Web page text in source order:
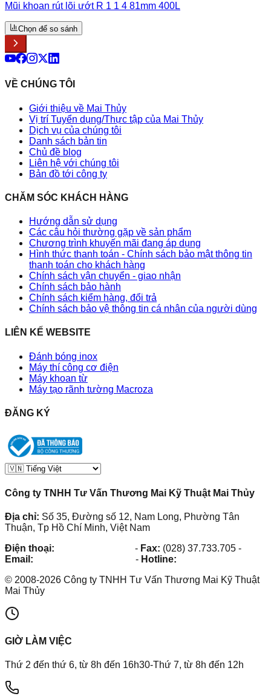
Mũi khoan rút lõi ướt R 1 1 4 81mm 400L
Chọn để so sánh
VỀ CHÚNG TÔI
Giới thiệu về Mai Thủy
Vị trí Tuyển dụng/Thực tập của Mai Thủy
Dịch vụ của chúng tôi
Danh sách bản tin
Chủ đề blog
Liên hệ với chúng tôi
Bản đồ tới công ty
CHĂM SÓC KHÁCH HÀNG
Hướng dẫn sử dụng
Các câu hỏi thường gặp về sản phẩm
Chương trình khuyến mãi đang áp dụng
Hình thức thanh toán - Chính sách bảo mật thông tin
thanh toán cho khách hàng
Chính sách vận chuyển - giao nhận
Chính sách bảo hành
Chính sách kiểm hàng, đổi trả
Chính sách bảo vệ thông tin cá nhân của người dùng
LIÊN KẾ WEBSITE
Đánh bóng inox
Máy thí công cơ điện
Máy khoan từ
Máy tạo rãnh tường Macroza
ĐĂNG KÝ
Công ty TNHH Tư Vấn Thương Mai Kỹ Thuật Mai Thủy
Địa chỉ: Số 35, Đường số 12, Nam Long, Phường Tân
Thuận, Tp Hồ Chí Minh, Việt Nam
Điện thoại:
- Fax: (028) 37.733.705 -
Email:
- Hotline:
© 2008-2026 Công ty TNHH Tư Vấn Thương Mai Kỹ Thuật
Mai Thủy
GIỜ LÀM VIỆC
Thứ 2 đến thứ 6, từ 8h đến 16h30-Thứ 7, từ 8h đến 12h